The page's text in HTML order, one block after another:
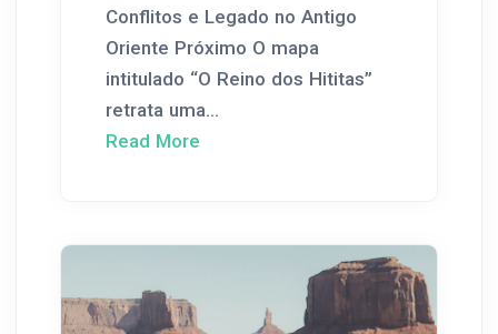
Conflitos e Legado no Antigo
Oriente Próximo O mapa
intitulado “O Reino dos Hititas”
retrata uma...
Read More